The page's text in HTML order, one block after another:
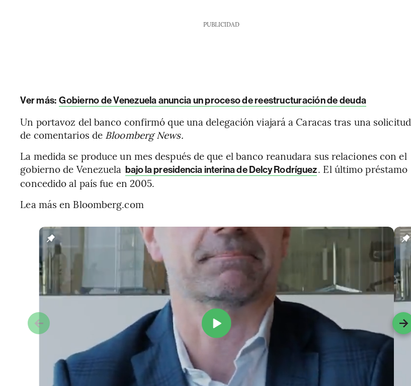
PUBLICIDAD
Ver más: Gobierno de Venezuela anuncia un proceso de reestructuración de deuda
Un portavoz del banco confirmó que una delegación viajará a Caracas tras una solicitud
de comentarios de Bloomberg News.
La medida se produce un mes después de que el banco reanudara sus relaciones con el
gobierno de Venezuela bajo la presidencia interina de Delcy Rodríguez. El último préstamo
concedido al país fue en 2005.
Lea más en Bloomberg.com